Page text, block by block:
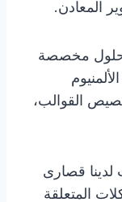
المعادن.
حلول مخصصة
القوالب،
لدينا قصارى
المتعلقة